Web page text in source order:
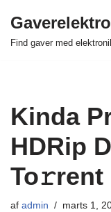
Spring
Find gaver med
Kinda
HDRip
To𝚛rent
af admin marts 1,